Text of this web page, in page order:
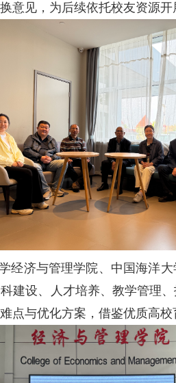
意见，为后续依托校友资源开
经济与管理学院、中国海洋
建设、人才培养、教学管理
点与优化方案，借鉴优质高校